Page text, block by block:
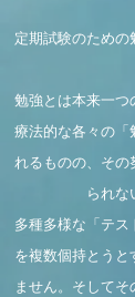
定期試験のための
勉強とは本来一つ
療法的な各々の「
れるものの、その
られな
多種多様な「テ
を複数個持とうと
ません。そして